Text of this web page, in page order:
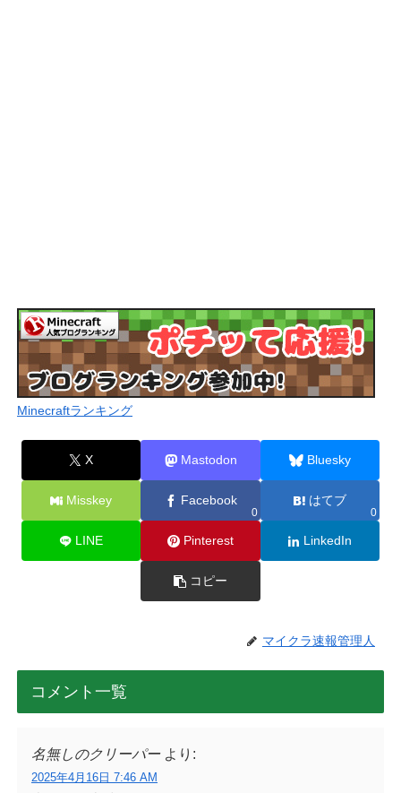
Minecraftランキング
X Mastodon Bluesky
Misskey Facebook
0
はてブ
0
LINE Pinterest LinkedIn
コピー
マイクラ速報管理人
コメント一覧
名無しのクリーパー より:
2025年4月16日 7:46 AM